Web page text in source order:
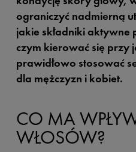
ograniczyć nadmierną
jakie składniki
czym kierować się
prawidłowo stosować
dla mężczyzn i kobiet.
CO MA
WŁOSÓW?